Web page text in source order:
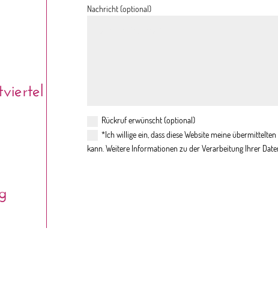
Nachricht (optional)
Rückruf erwünscht (optional)
*Ich willige ein, dass diese Website meine
kann. Weitere Informationen zu der Verarbeitung Ihrer